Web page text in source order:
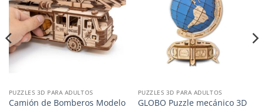
PUZZLES 3D PARA ADULTOS
Camión de Bomberos Modelo
PUZZLES 3D PARA ADULTOS
GLOBO Puzzle mecánico 3D